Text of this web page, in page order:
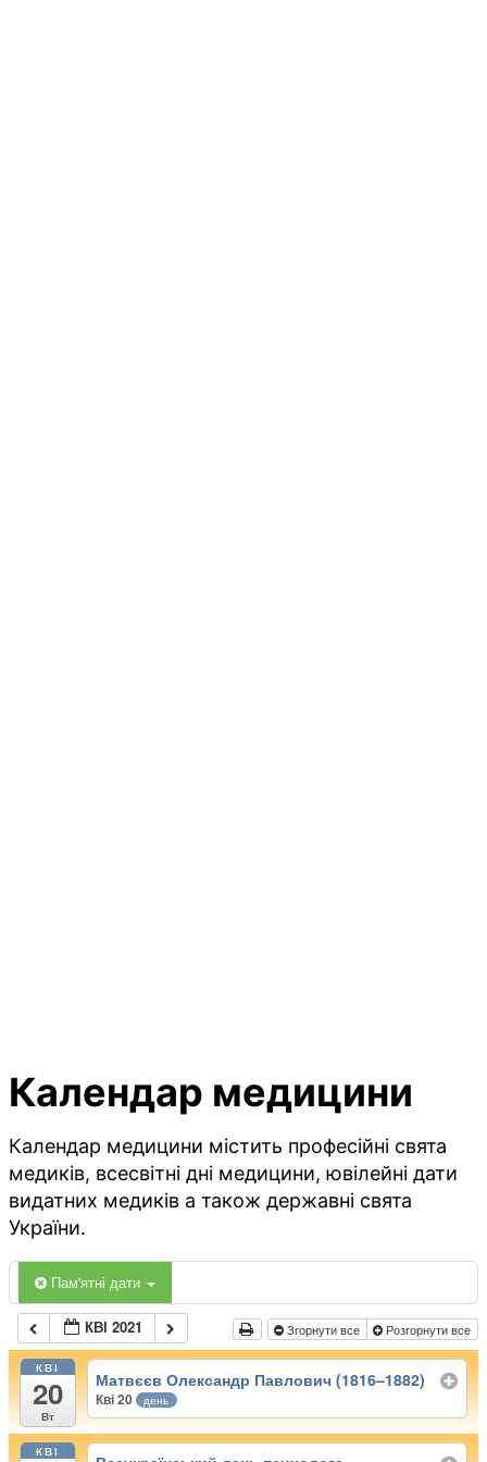
Календар медицини
Календар медицини містить професійні свята
медиків, всесвітні дні медицини, ювілейні дати
видатних медиків а також державні свята
України.
Пам'ятні дати
КВІ 2021 Згорнути все Розгорнути все
КВІ
20
Вт
Матвєєв Олександр Павлович (1816–1882)
Кві 20 день
КВІ